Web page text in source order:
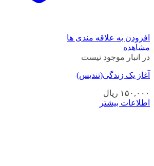
افزودن به علاقه مندی ها
مشاهده
در انبار موجود نیست
آغاز یک زندگی(تندیس)
۱۵۰,۰۰۰ ریال
اطلاعات بیشتر